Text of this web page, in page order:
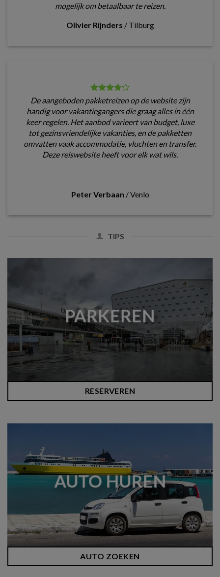
mogelijk om betaalbaar te reizen.
Olivier Rijnders / Tilburg
De aangeboden pakketreizen op de website zijn
handig voor vakantiegangers die graag alles in één
keer regelen. Het aanbod varieert van budget, luxe
tot gezinsvriendelijke vakanties, en de pakketten
omvatten vaak accommodatie, vluchten en transfer.
Deze reiswebsite heeft voor elk wat wils.
Peter Verbaan /Venlo
TIPS
PARKEREN
RESERVEREN
AUTO HUREN
AUTO ZOEKEN